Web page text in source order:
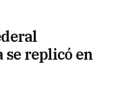
replicó en